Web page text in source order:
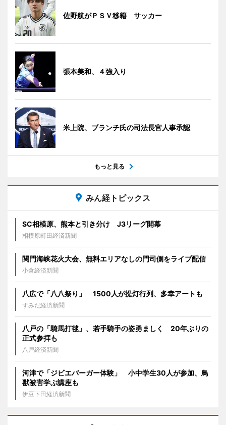
佐野航がＰＳＶ移籍 サッカー
張本美和、４強入り
米上院、ブランチ氏の司法長官人事承認
もっと見る
みん経トピックス
SC相模原、熊本と引き分け J3リーグ開幕
相模原町田経済新聞
関門海峡花火大会、無料エリアなしの門司側をライブ配信
小倉経済新聞
八広で「八八祭り」 1500人が提灯行列、多幸アートも
すみだ経済新聞
八戸の「騎馬打毬」、若手騎手の姿勇ましく 20年ぶりの
正式参拝も
八戸経済新聞
河津で「ジビエバーガー体験」 小中学生30人が参加、鳥
獣被害学ぶ講座も
伊豆下田経済新聞